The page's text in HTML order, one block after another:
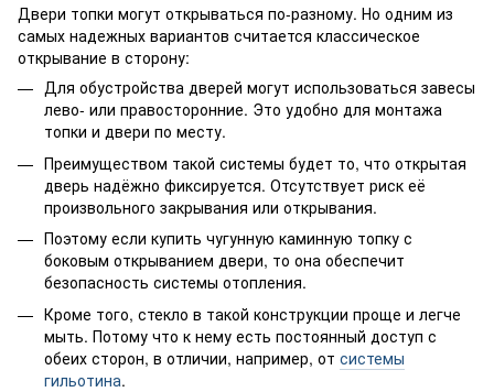
Двери топки могут открываться по-разному. Но одним из
самых надежных вариантов считается классическое
открывание в сторону:
Для обустройства дверей могут использоваться завесы
лево- или правосторонние. Это удобно для монтажа
топки и двери по месту.
Преимуществом такой системы будет то, что открытая
дверь надёжно фиксируется. Отсутствует риск её
произвольного закрывания или открывания.
Поэтому если купить чугунную каминную топку с
боковым открыванием двери, то она обеспечит
безопасность системы отопления.
Кроме того, стекло в такой конструкции проще и легче
мыть. Потому что к нему есть постоянный доступ с
обеих сторон, в отличии, например, от системы
гильотина.